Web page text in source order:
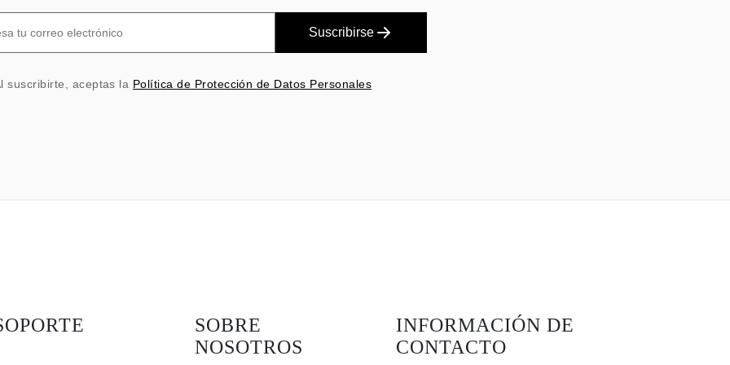
Suscribirse
suscribirte, aceptas la Política de Protección de Datos Personales
SOBRE
NOSOTROS
INFORMACIÓN DE
CONTACTO